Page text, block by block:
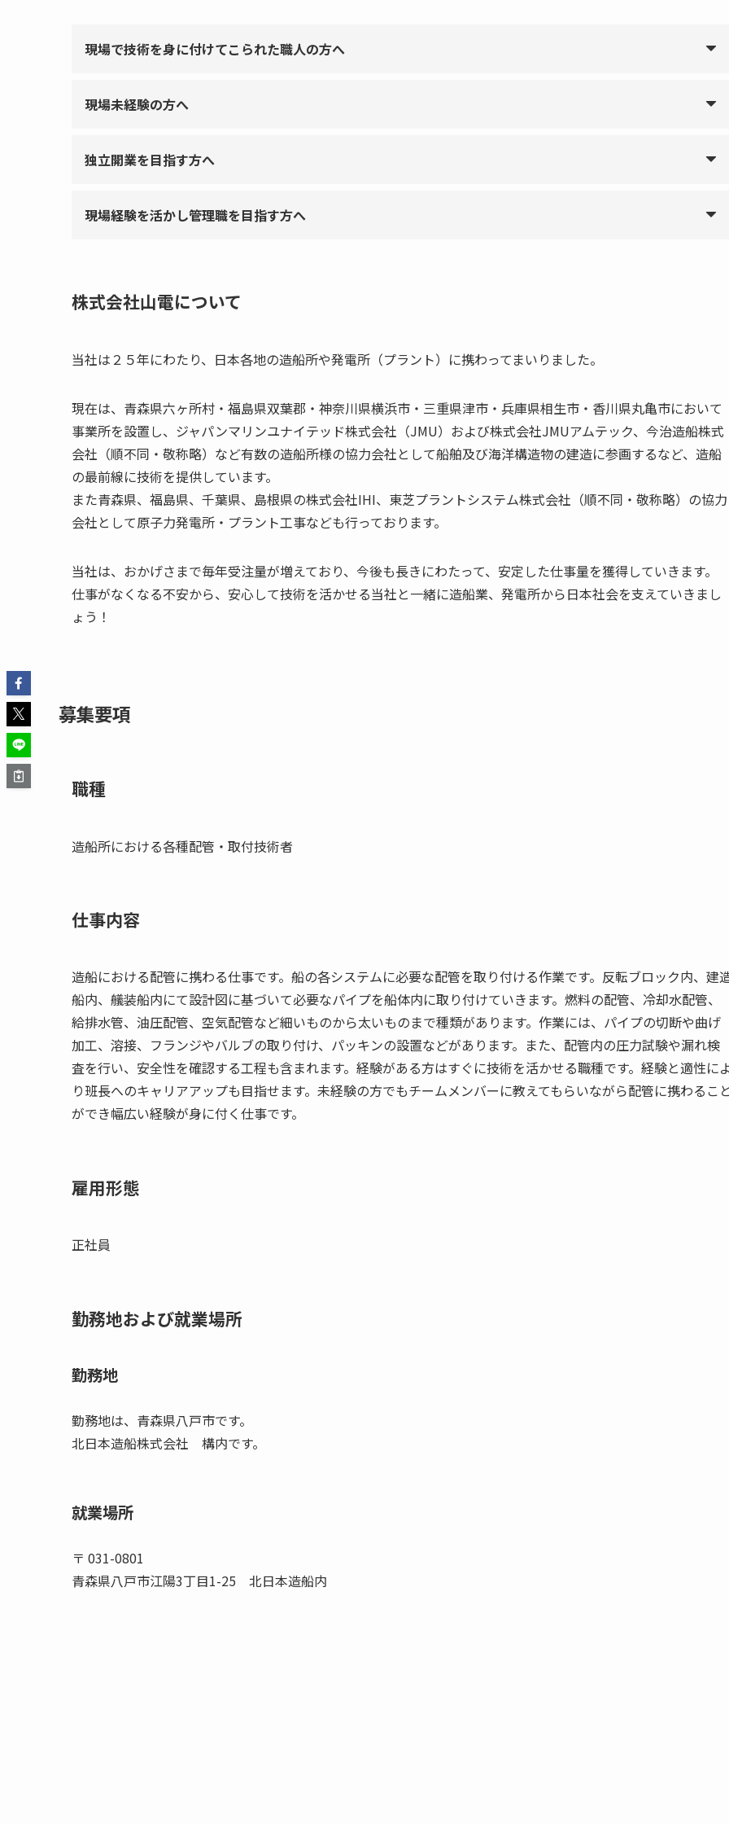
現場で技術を身に付けてこられた職人の方へ
現場未経験の方へ
独立開業を目指す方へ
現場経験を活かし管理職を目指す方へ
株式会社山電について
当社は２５年にわたり、日本各地の造船所や発電所（プラント）に携わってまいりました。
現在は、青森県六ヶ所村・福島県双葉郡・神奈川県横浜市・三重県津市・兵庫県相生市・香川県丸亀市において
事業所を設置し、ジャパンマリンユナイテッド株式会社（JMU）および株式会社JMUアムテック、今治造船株式
会社（順不同・敬称略）など有数の造船所様の協力会社として船舶及び海洋構造物の建造に参画するなど、造船
の最前線に技術を提供しています。
また青森県、福島県、千葉県、島根県の株式会社IHI、東芝プラントシステム株式会社（順不同・敬称略）の協力
会社として原子力発電所・プラント工事なども行っております。
当社は、おかげさまで毎年受注量が増えており、今後も長きにわたって、安定した仕事量を獲得していきます。
仕事がなくなる不安から、安心して技術を活かせる当社と一緒に造船業、発電所から日本社会を支えていきまし
ょう！
募集要項
職種
造船所における各種配管・取付技術者
仕事内容
造船における配管に携わる仕事です。船の各システムに必要な配管を取り付ける作業です。反転ブロック内、建
船内、艤装船内にて設計図に基づいて必要なパイプを船体内に取り付けていきます。燃料の配管、冷却水配管、
給排水管、油圧配管、空気配管など細いものから太いものまで種類があります。作業には、パイプの切断や曲げ
加工、溶接、フランジやバルブの取り付け、パッキンの設置などがあります。また、配管内の圧力試験や漏れ検
査を行い、安全性を確認する工程も含まれます。経験がある方はすぐに技術を活かせる職種です。経験と適性に
り班長へのキャリアアップも目指せます。未経験の方でもチームメンバーに教えてもらいながら配管に携わること
ができ幅広い経験が身に付く仕事です。
雇用形態
正社員
勤務地および就業場所
勤務地
勤務地は、青森県八戸市です。
北日本造船株式会社 構内です。
就業場所
〒 031-0801
青森県八戸市江陽3丁目1-25 北日本造船内